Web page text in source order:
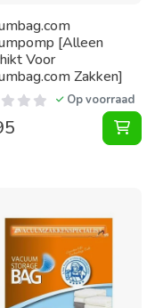
130X100 [Set 2
[Alleen
Voor
Zakken]
Op voorraad